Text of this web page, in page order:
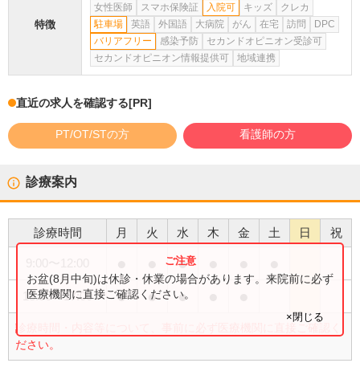
特徴
女性医師
スマホ保険証 入院可 キッズ
クレカ
駐車場
英語 外国語 大病院 がん 在宅 訪問
DPC
バリアフリー
感染予防
セカンドオピニオン受診可
セカンドオピニオン情報提供可
地域連携
直近の求人を確認する[PR]
PT/OT/STの方 看護師の方
診療案内
診療時間 月 火 水 木 金 土 日 祝
●
13:30〜17:00 ● ● ●
診療時間・内容等について、事前に必ず医療機関に直接ご確認く
ださい。
お盆(8月中旬)は休診・休業の場合があります。来院前に必ず
医療機関に直接ご確認ください。
×閉じる